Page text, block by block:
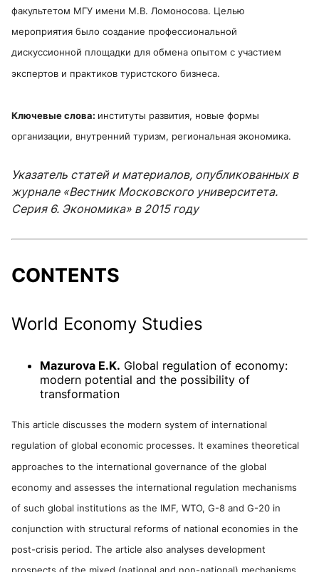
факультетом МГУ имени М.В. Ломоносова. Целью
мероприятия было создание профессиональной
дискуссионной площадки для обмена опытом с участием
экспертов и практиков туристского бизнеса.
Ключевые слова: институты развития, новые формы
организации, внутренний туризм, региональная экономика.
Указатель статей и материалов, опубликованных в
журнале «Вестник Московского университета.
Серия 6. Экономика» в 2015 году
CONTENTS
World Economy Studies
Mazurova E.K. Global regulation of economy:
modern potential and the possibility of
transformation
This article discusses the modern system of international
regulation of global economic processes. It examines theoretical
approaches to the international governance of the global
economy and assesses the international regulation mechanisms
of such global institutions as the IMF, WTO, G-8 and G-20 in
conjunction with structural reforms of national economies in the
post-crisis period. The article also analyses development